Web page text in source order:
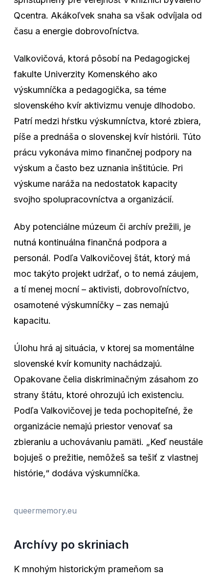
Qcentra. Akákoľvek snaha sa však odvíjala od
času a energie dobrovoľníctva.
Valkovičová, ktorá pôsobí na Pedagogickej
fakulte Univerzity Komenského ako
výskumníčka a pedagogička, sa téme
slovenského kvír aktivizmu venuje dlhodobo.
Patrí medzi hŕstku výskumníctva, ktoré zbiera,
píše a prednáša o slovenskej kvír histórii. Túto
prácu vykonáva mimo finančnej podpory na
výskum a často bez uznania inštitúcie. Pri
výskume naráža na nedostatok kapacity
svojho spolupracovníctva a organizácií.
Aby potenciálne múzeum či archív prežili, je
nutná kontinuálna finančná podpora a
personál. Podľa Valkovičovej štát, ktorý má
moc takýto projekt udržať, o to nemá záujem,
a tí menej mocní – aktivisti, dobrovoľníctvo,
osamotené výskumníčky – zas nemajú
kapacitu.
Úlohu hrá aj situácia, v ktorej sa momentálne
slovenské kvír komunity nachádzajú.
Opakovane čelia diskriminačným zásahom zo
strany štátu, ktoré ohrozujú ich existenciu.
Podľa Valkovičovej je teda pochopiteľné, že
organizácie nemajú priestor venovať sa
zbieraniu a uchovávaniu pamäti. „Keď neustále
bojuješ o prežitie, nemôžeš sa tešiť z vlastnej
histórie,“ dodáva výskumníčka.
queermemory.eu
Archívy po skriniach
K mnohým historickým prameňom sa